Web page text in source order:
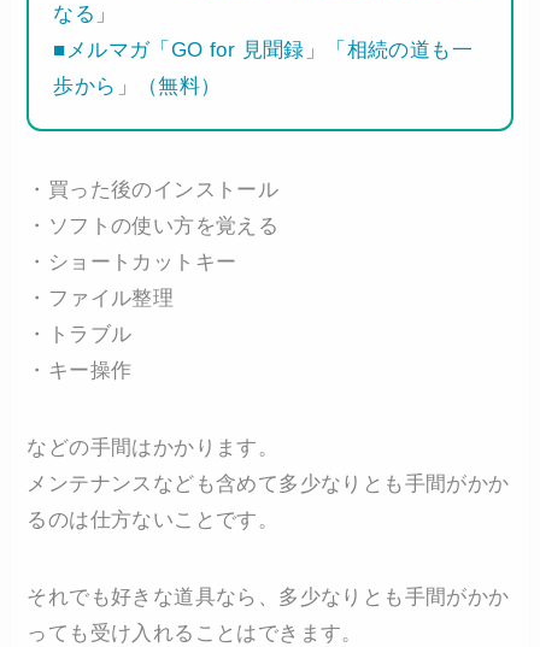
なる」
■メルマガ「GO for 見聞録」「相続の道も一
歩から」（無料）
・買った後のインストール
・ソフトの使い方を覚える
・ショートカットキー
・ファイル整理
・トラブル
・キー操作
などの手間はかかります。
メンテナンスなども含めて多少なりとも手間がかか
るのは仕方ないことです。
それでも好きな道具なら、多少なりとも手間がかか
っても受け入れることはできます。